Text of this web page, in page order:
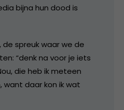
bijna hun dood is
de spreuk waar we de
“denk na voor je iets
die heb ik meteen
want daar kon ik wat